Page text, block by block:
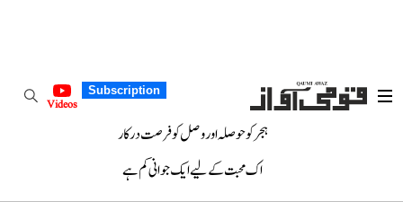
Subscription
Videos
ہجر کو حوصلہ اور وصل کو فرصت درکار
اک محبت کے لیے ایک جوانی کم ہے